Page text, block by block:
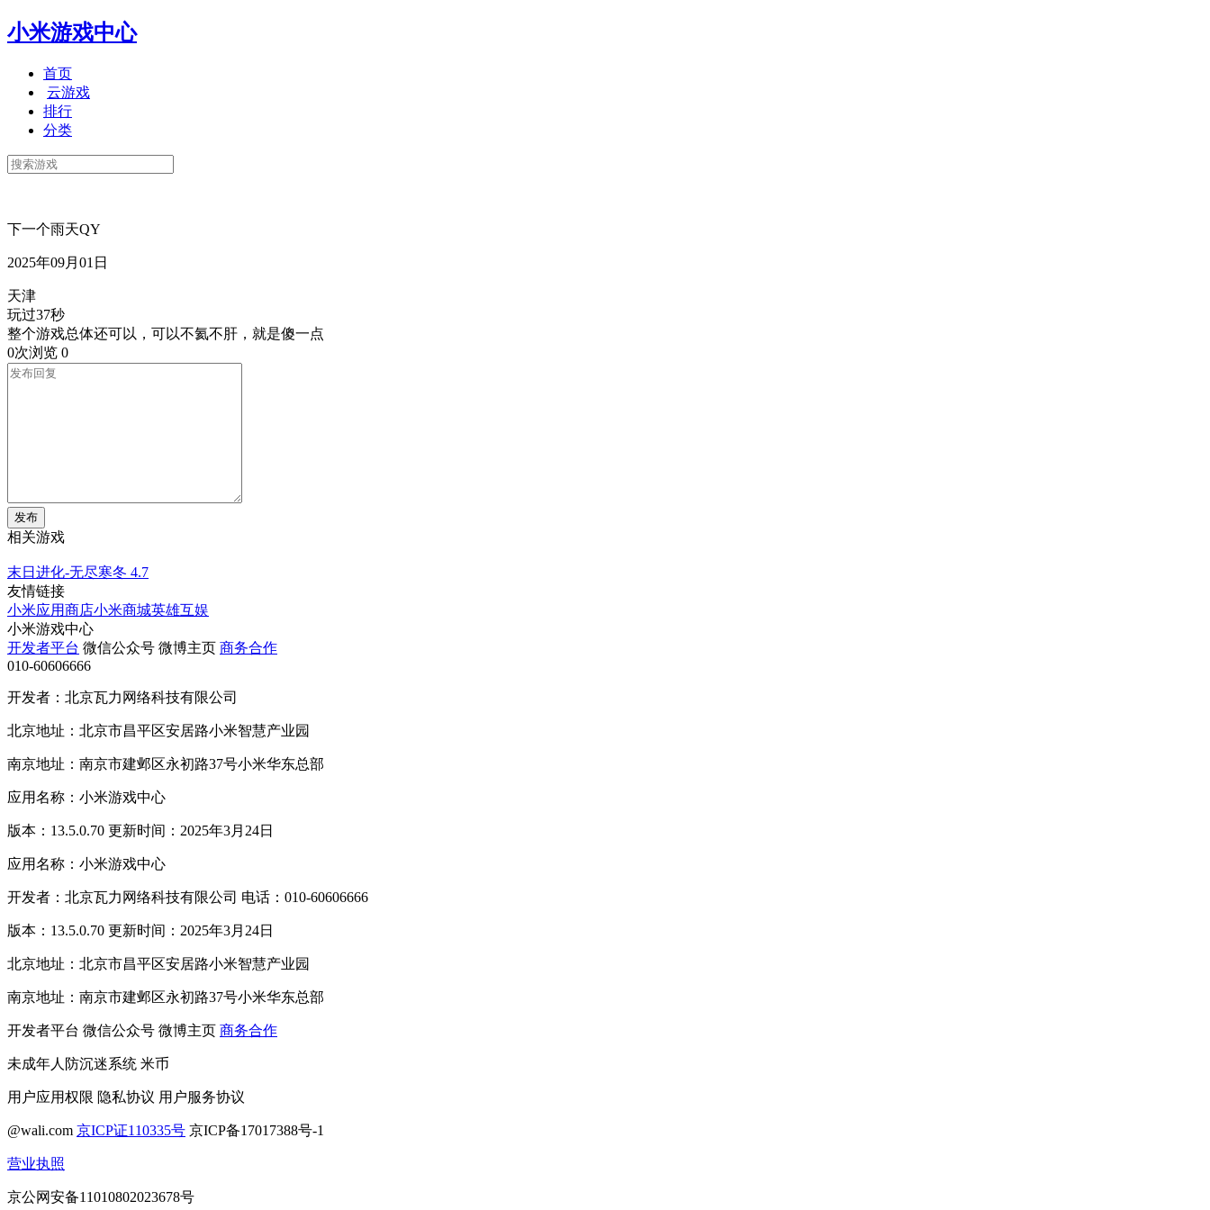
小米游戏中心
首页
云游戏
排行
分类
下一个雨天QY
2025年09月01日
天津
玩过37秒
整个游戏总体还可以，可以不氦不肝，就是傻一点
0次浏览 0
发布
相关游戏
末日进化-无尽寒冬 4.7
友情链接
小米应用商店小米商城英雄互娱
小米游戏中心
开发者平台 微信公众号 微博主页 商务合作
010-60606666
开发者：北京瓦力网络科技有限公司
北京地址：北京市昌平区安居路小米智慧产业园
南京地址：南京市建邺区永初路37号小米华东总部
应用名称：小米游戏中心
版本：13.5.0.70 更新时间：2025年3月24日
应用名称：小米游戏中心
开发者：北京瓦力网络科技有限公司 电话：010-60606666
版本：13.5.0.70 更新时间：2025年3月24日
北京地址：北京市昌平区安居路小米智慧产业园
南京地址：南京市建邺区永初路37号小米华东总部
开发者平台 微信公众号 微博主页 商务合作
未成年人防沉迷系统 米币
用户应用权限 隐私协议 用户服务协议
@wali.com 京ICP证110335号 京ICP备17017388号-1
营业执照
京公网安备11010802023678号